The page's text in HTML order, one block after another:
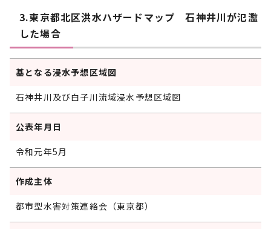
3.東京都北区洪水ハザードマップ 石神井川が氾濫
した場合
基となる浸水予想区域図
石神井川及び白子川流域浸水予想区域図
公表年月日
令和元年5月
作成主体
都市型水害対策連絡会（東京都）